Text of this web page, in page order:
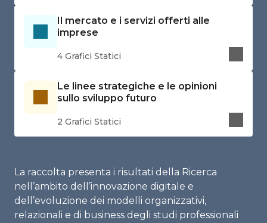
Il mercato e i servizi offerti alle
imprese
4 Grafici Statici
Le linee strategiche e le opinioni
sullo sviluppo futuro
2 Grafici Statici
La raccolta presenta i risultati della Ricerca
nell’ambito dell’innovazione digitale e
dell’evoluzione dei modelli organizzativi,
relazionali e di business degli studi professionali